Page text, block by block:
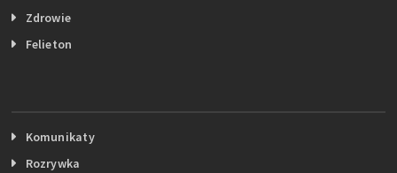
Zdrowie
Felieton
Komunikaty
Rozrywka